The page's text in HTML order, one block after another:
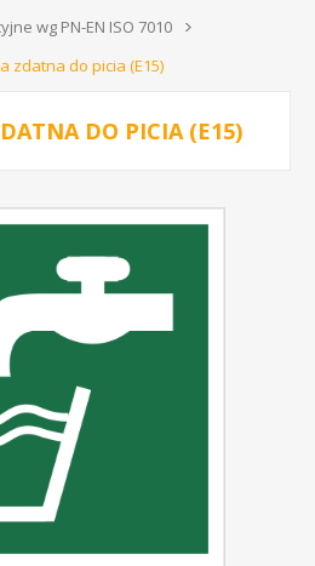
wg PN-EN ISO 7010
zdatna do picia (E15)
DO PICIA (E15)